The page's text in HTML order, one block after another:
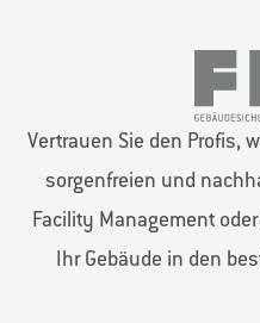
Vertrauen Sie den Profis,
sorgenfreien und
Facility Management
Ihr Gebäude in den